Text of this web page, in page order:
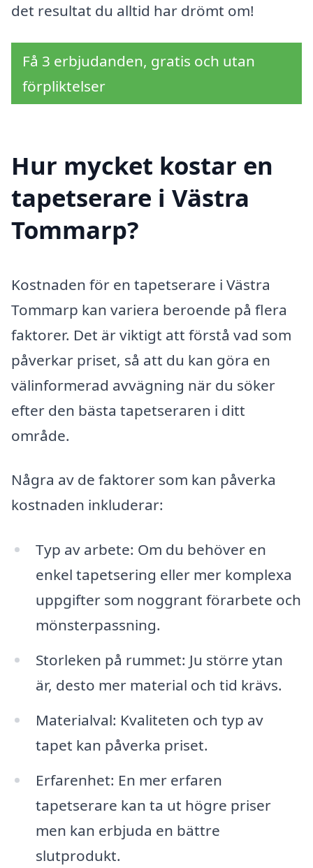
det resultat du alltid har drömt om!
Få 3 erbjudanden, gratis och utan
förpliktelser
Hur mycket kostar en
tapetserare i Västra
Tommarp?
Kostnaden för en tapetserare i Västra
Tommarp kan variera beroende på flera
faktorer. Det är viktigt att förstå vad som
påverkar priset, så att du kan göra en
välinformerad avvägning när du söker
efter den bästa tapetseraren i ditt
område.
Några av de faktorer som kan påverka
kostnaden inkluderar:
Typ av arbete: Om du behöver en
enkel tapetsering eller mer komplexa
uppgifter som noggrant förarbete och
mönsterpassning.
Storleken på rummet: Ju större ytan
är, desto mer material och tid krävs.
Materialval: Kvaliteten och typ av
tapet kan påverka priset.
Erfarenhet: En mer erfaren
tapetserare kan ta ut högre priser
men kan erbjuda en bättre
slutprodukt.